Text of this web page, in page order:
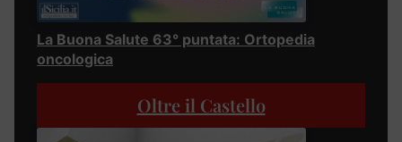
La Buona Salute 63° puntata: Ortopedia
oncologica
Oltre il Castello